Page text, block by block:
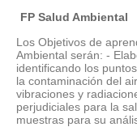
FP Salud Ambiental
Los Objetivos de
Ambiental serán: -
identificando los
la contaminación del
vibraciones y
perjudiciales para la
muestras para su